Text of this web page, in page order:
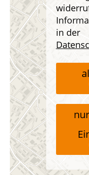
in der